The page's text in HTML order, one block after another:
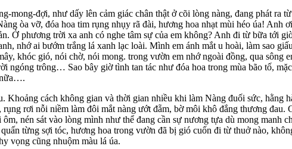
đợi, như dấy lên cảm giác chân thật ở cõi lòng nàng, đang phát ra từ
òa vỡ, đóa hoa tim rụng nhụy rã đài, hương hoa nhạt mùi héo úa! Anh
Ở phương trời xa anh có nghe tâm sự của em không? Anh đi từ bữa tới
nhớ ai bướm trắng lá xanh lạc loài. Mình em ánh mắt u hoài, làm sao
khóc gió, nói chờ, nói mong. trong vườn em nhớ ngoài đồng, qua sông
trông… Sao bây giờ tình tan tác như đóa hoa trong mùa bão tố,
nữa….
cách không gian và thời gian nhiều khi làm Nàng đuối sức, hằng
rơi nỗi niềm làm đôi mắt nàng ướt đẵm, bờ môi khô đắng thương
nén sát vào lòng mình như thể đang cần sự nương tựa dù mong manh
từng sợi tóc, hương hoa trong vườn đã bị gió cuốn đi từ thuở nào,
vọng cũng nhuộm màu lá úa.